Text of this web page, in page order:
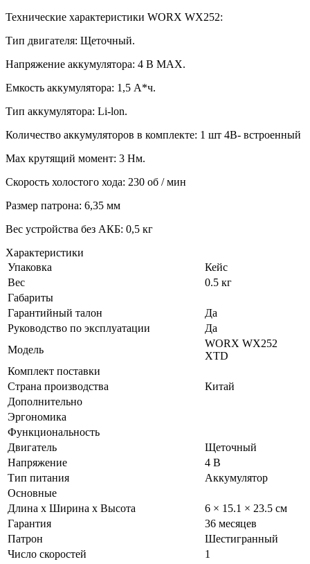
Технические характеристики WORX WX252:
Тип двигателя: Щеточный.
Напряжение аккумулятора: 4 В МАХ.
Емкость аккумулятора: 1,5 А*ч.
Тип аккумулятора: Li-lon.
Количество аккумуляторов в комплекте: 1 шт 4В- встроенный
Max крутящий момент: 3 Нм.
Скорость холостого хода: 230 об / мин
Размер патрона: 6,35 мм
Вес устройства без АКБ: 0,5 кг
Характеристики
Упаковка
Кейс
Вес
0.5 кг
Габариты
Гарантийный талон
Да
Руководство по эксплуатации
Да
Модель
WORX WX252
XTD
Комплект поставки
Страна производства
Китай
Дополнительно
Эргономика
Функциональность
Двигатель
Щеточный
Напряжение
4 В
Тип питания
Аккумулятор
Основные
Длина х Ширина х Высота
6 × 15.1 × 23.5 см
Гарантия
36 месяцев
Патрон
Шестигранный
Число скоростей
1